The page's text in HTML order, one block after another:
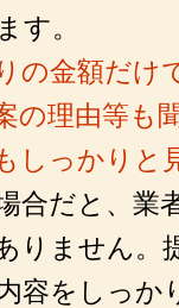
す。
の金額だけ
の理由等も
しっかりと
合だと、業
りません。
容をしっか